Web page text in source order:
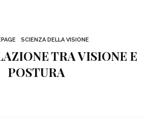
SCIENZA DELLA VISIONE
TRA VISIONE E
POSTURA